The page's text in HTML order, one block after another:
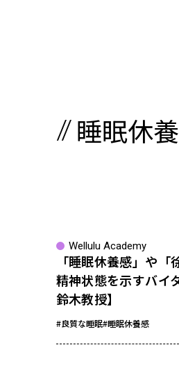
睡眠休
Wellulu Academy
「睡眠休養感」や
精神状態を示すバイ
鈴木教授】
#良質な睡眠#睡眠休養感